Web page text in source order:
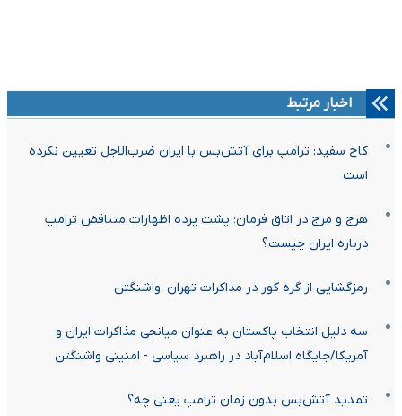
اخبار مرتبط
کاخ سفید: ترامپ برای آتش‌بس با ایران ضرب‌الاجل تعیین نکرده
است
هرج و مرج در اتاق فرمان؛ پشت پرده اظهارات متناقض ترامپ
درباره ایران چیست؟
رمزگشایی از گره کور در مذاکرات تهران–واشنگتن
سه دلیل انتخاب پاکستان به عنوان میانجی مذاکرات ایران و
آمریکا/جایگاه اسلام‌آباد در راهبرد سیاسی‌ - امنیتی واشنگتن
تمدید آتش‌بس بدون زمان ترامپ یعنی چه؟